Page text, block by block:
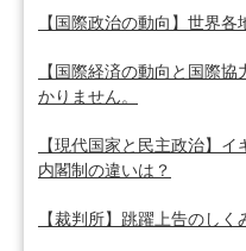
【国際政治の動向】世界各
【国際経済の動向と国際
かりません。
【現代国家と民主政治】
内閣制の違いは？
【裁判所】跳躍上告のしく